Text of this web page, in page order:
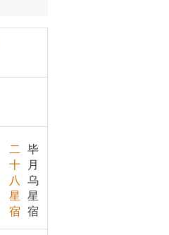
二
十
八
星
宿
毕
月
乌
星
宿